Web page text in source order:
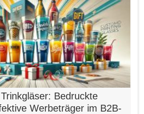
Bedruckte
Werbeträger im B2B-